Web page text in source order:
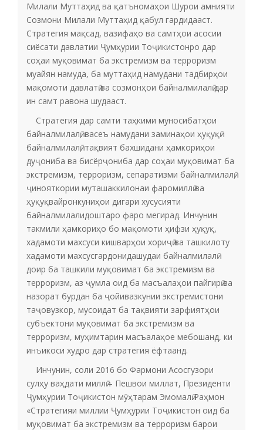
Милали Муттаҳид ва қатъномаҳои Шурои амнияти
Созмони Милали Муттаҳид қабул гардидааст.
Стратегия мақсад, вазифаҳо ва самтҳои асосии
сиёсати давлатии Ҷумҳурии Тоҷикистонро дар
соҳаи муқовимат ба экстремизм ва терроризм
муайян намуда, ба муттаҳид намудани тадбирҳои
мақомоти давлатӣ ва созмонҳои байналмилалӣ дар
ин самт равона шудааст.
Стратегия дар самти таҳкими муносибатҳои
байналмилалӣ, васеъ намудани заминаҳои ҳуқуқӣ-
байналмилалӣ, тақвият бахшидани ҳамкориҳои
дуҷониба ва бисёрҷониба дар соҳаи муқовимат ба
экстремизм, терроризм, сепаратизми байналмилалӣ,
ҷинояткории муташаккилонаи фаромиллӣ ва
ҳуқуқвайронкуниҳои дигари хусусияти
байналмилалидоштаро фаро мегирад. Инчунин
такмили ҳамкориҳо бо мақомоти ҳифзи ҳуқуқ,
хадамоти махсуси кишварҳои хориҷӣ ва ташкилоту
хадамоти махсусгардонидашудаи байналмилалӣ
доир ба ташкили муқовимат ба экстремизм ва
терроризм, аз ҷумла оид ба масъалаҳои пайгирӣ ва
назорат бурдан ба ҷойивазкунии экстремистони
таҷовузкор, мусоидат ба тақвияти зарфиятҳои
субъектони муқовимат ба экстремизм ва
терроризм, муҳимтарин масъалаҳое мебошанд, ки
инъикоси худро дар стратегия ёфтаанд.
Инчунин, соли 2016 бо Фармони Асосгузори
сулҳу ваҳдати миллӣ – Пешвои миллат, Президенти
Ҷумҳурии Тоҷикистон мӯҳтарам Эмомалӣ Раҳмон
«Стратегияи миллии Ҷумҳурии Тоҷикистон оид ба
муқовимат ба экстремизм ва терроризм барои